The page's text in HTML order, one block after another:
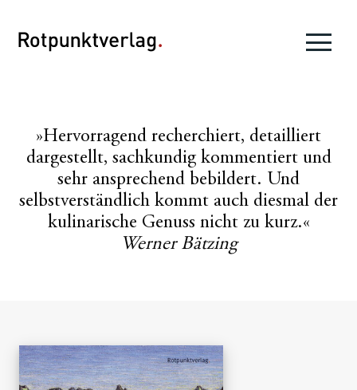
»Hervorragend recherchiert, detailliert
dargestellt, sachkundig kommentiert und
sehr ansprechend bebildert. Und
selbstverständlich kommt auch diesmal der
kulinarische Genuss nicht zu kurz.«
Werner Bätzing